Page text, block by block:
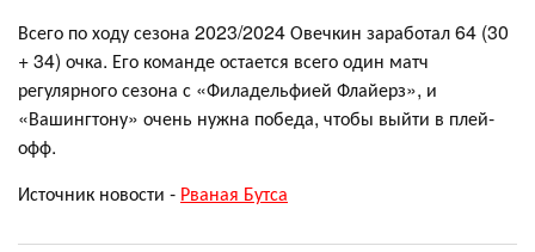
Всего по ходу сезона 2023/2024 Овечкин заработал 64 (30
+ 34) очка. Его команде остается всего один матч
регулярного сезона с «Филадельфией Флайерз», и
«Вашингтону» очень нужна победа, чтобы выйти в плей-
офф.
Источник новости - Рваная Бутса